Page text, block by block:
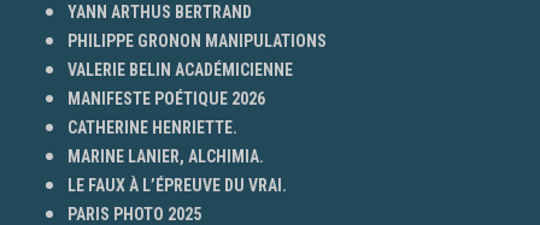
YANN ARTHUS BERTRAND
PHILIPPE GRONON MANIPULATIONS
VALERIE BELIN ACADÉMICIENNE
MANIFESTE POÉTIQUE 2026
CATHERINE HENRIETTE.
MARINE LANIER, ALCHIMIA.
LE FAUX À L’ÉPREUVE DU VRAI.
PARIS PHOTO 2025